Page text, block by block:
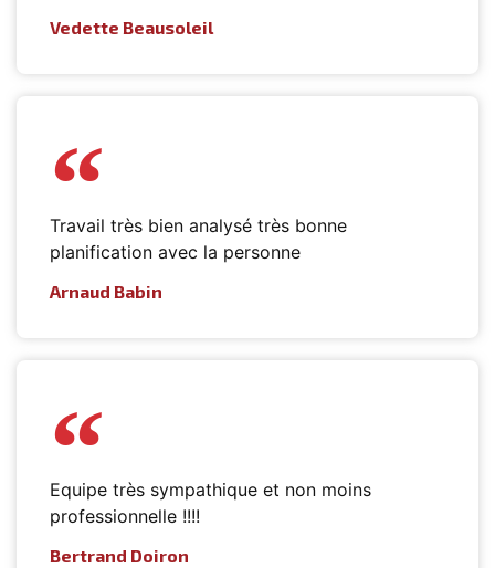
Vedette Beausoleil
Travail très bien analysé très bonne
planification avec la personne
Arnaud Babin
Equipe très sympathique et non moins
professionnelle !!!!
Bertrand Doiron